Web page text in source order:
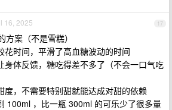
17
16, 2025
案（不是雪糕）
花时间，平滑了高血糖波动的时间
身体反馈，糖吃得差不多了（不会一口气吃
度，不需要特别甜就能达成对甜的依赖
100ml ，比一瓶 300ml 的可乐少了很多量